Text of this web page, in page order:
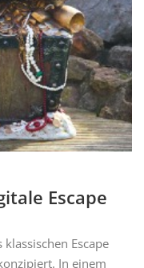
Escape
Escape
In einem